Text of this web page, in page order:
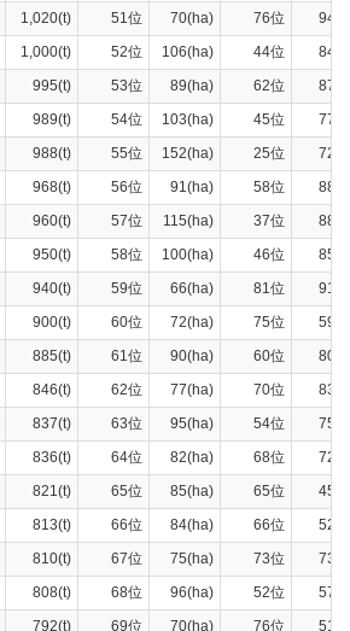
1,020(t) 51位 70(ha) 76位
1,000(t) 52位 106(ha) 44位
995(t) 53位 89(ha) 62位
989(t) 54位 103(ha) 45位
988(t) 55位 152(ha) 25位
968(t) 56位 91(ha) 58位
960(t) 57位 115(ha) 37位
950(t) 58位 100(ha) 46位
940(t) 59位 66(ha) 81位
900(t) 60位 72(ha) 75位
885(t) 61位 90(ha) 60位
846(t) 62位 77(ha) 70位
837(t) 63位 95(ha) 54位
836(t) 64位 82(ha) 68位
821(t) 65位 85(ha) 65位
813(t) 66位 84(ha) 66位
810(t) 67位 75(ha) 73位
808(t) 68位 96(ha) 52位
792(t) 69位 70(ha) 76位